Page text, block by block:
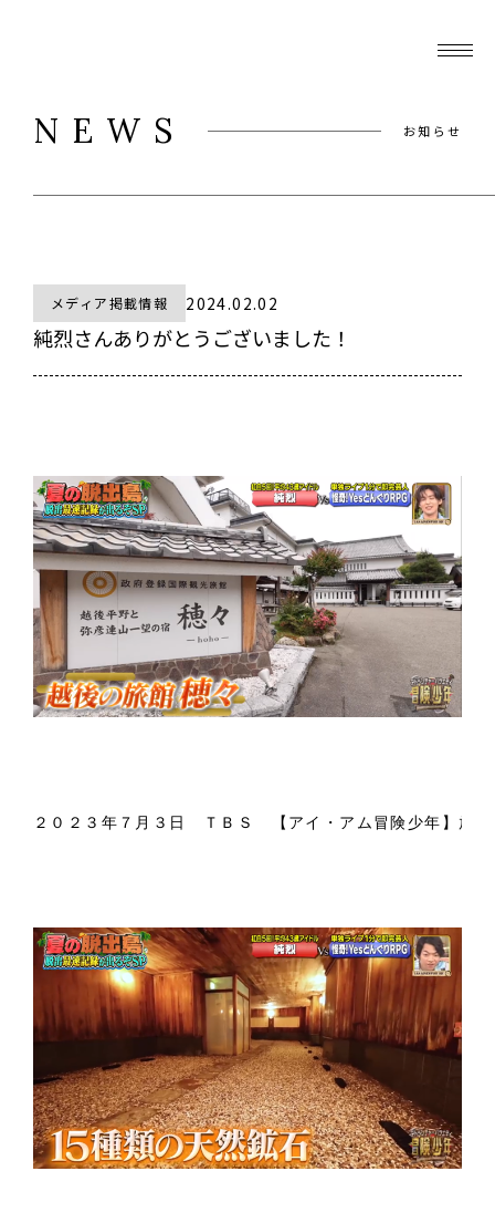
NEWS お知らせ
メディア掲載情報 2024.02.02
純烈さんありがとうございました！
２０２３年７月３日　ＴＢＳ　【アイ・アム冒険少年】放